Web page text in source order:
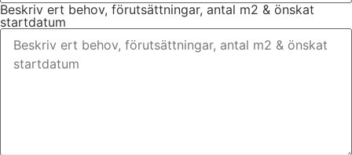
Beskriv ert behov, förutsättningar, antal m2 & önskat
startdatum